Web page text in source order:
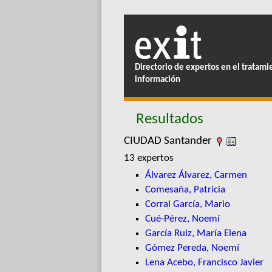
Directorio de expertos en el
información
Resultados
CIUDAD Santander
13 expertos
Álvarez Álvarez, Carmen
Comesaña, Patricia
Corral García, Mario
Cué-Pérez, Noemí
García Ruiz, María Elena
Gómez Pereda, Noemí
Lena Acebo, Francisco Javier